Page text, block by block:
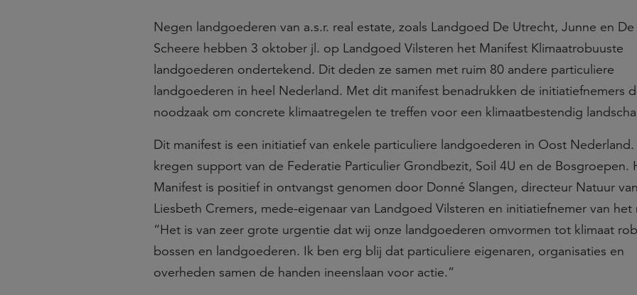
Negen landgoederen van a.s.r. real estate, zoals Landgoed De Utrecht, Junne en
Scheere hebben 3 oktober jl. op Landgoed Vilsteren het Manifest Klimaatrobuuste
landgoederen ondertekend. Dit deden ze samen met ruim 80 andere particuliere
landgoederen in heel Nederland. Met dit manifest benadrukken de initiatiefnemers
noodzaak om concrete klimaatregelen te treffen voor een klimaatbestendig
Dit manifest is een initiatief van enkele particuliere landgoederen in Oost Nederland.
kregen support van de Federatie Particulier Grondbezit, Soil 4U en de Bosgroepen.
Manifest is positief in ontvangst genomen door Donné Slangen, directeur Natuur
Liesbeth Cremers, mede-eigenaar van Landgoed Vilsteren en initiatiefnemer van het
“Het is van zeer grote urgentie dat wij onze landgoederen omvormen tot klimaat
bossen en landgoederen. Ik ben erg blij dat particuliere eigenaren, organisaties en
overheden samen de handen ineenslaan voor actie.”